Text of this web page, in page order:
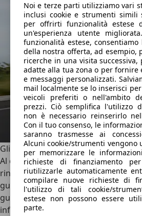
Noi e terze parti utilizziamo vari
inclusi cookie e strumenti simili
per offrirti funzionalità estese
un'esperienza utente
funzionalità estese, consentiamo
della nostra offerta, ad esempio,
ricerche in una visita
adatte alla tua zona o per fornire
e messaggi personalizzati.
mail localmente se lo inserisci
veicoli preferiti o nell'ambito
prezzi. Ciò semplifica l'utilizzo
non è necessario reinserirlo
Con il tuo consenso, le
saranno trasmesse ai
Alcuni cookie/strumenti
per memorizzare le
richieste di finanziamento
riutilizzarle automaticamente
compilare nuove richieste di
l'utilizzo di tali cookie/
estese non possono essere
parte.
Gli ADAS e la sicurezza
Al contrario di tante vetture di
rinuncia ad una generosa
guida
, che le permettono di offrire
guida autonoma di Livello 2. Già
infatti, è di serie il Cruise Control